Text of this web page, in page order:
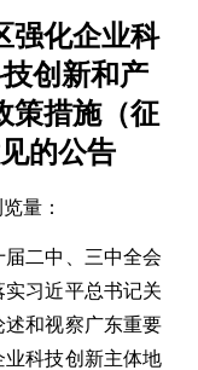
强化企业科
创新和产
策措施（征
的公告
量：
二中、三中全会
习近平总书记关
和视察广东重要
科技创新主体地